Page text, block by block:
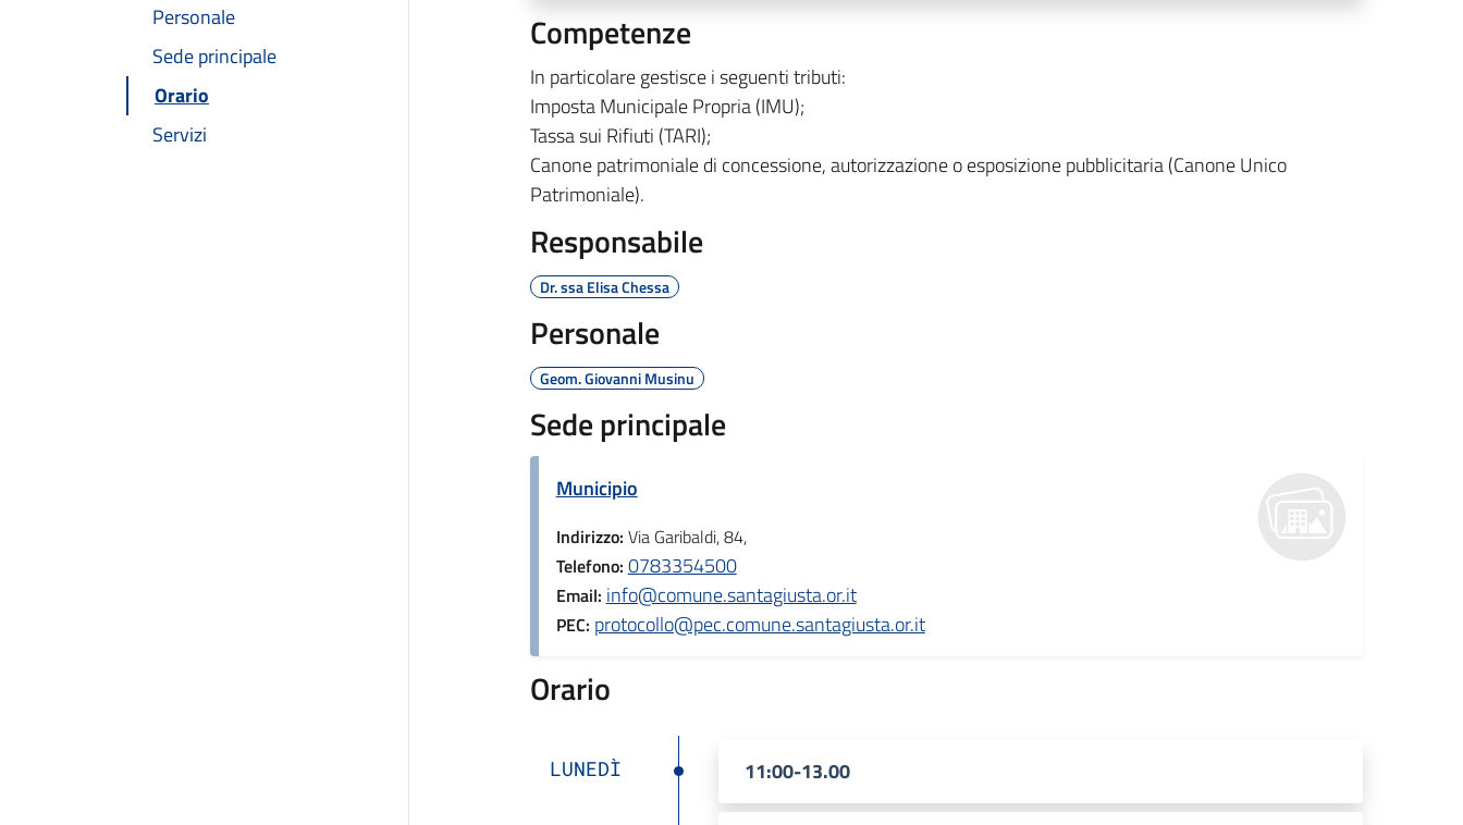
Personale
Sede principale
Orario
Servizi
Competenze
In particolare gestisce i seguenti tributi:
Imposta Municipale Propria (IMU);
Tassa sui Rifiuti (TARI);
Canone patrimoniale di concessione, autorizzazione o esposizione pubblicitaria (Canone Unico
Patrimoniale).
Responsabile
Dr. ssa Elisa Chessa
Personale
Geom. Giovanni Musinu
Sede principale
Municipio
Indirizzo: Via Garibaldi, 84,
Telefono: 0783354500
Email: info@comune.santagiusta.or.it
PEC: protocollo@pec.comune.santagiusta.or.it
Orario
LUNEDÌ 11:00-13.00